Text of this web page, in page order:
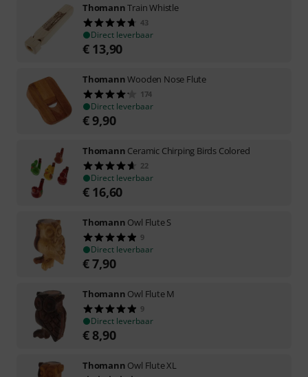
ThomannTrain Whistle
43
Direct leverbaar
€ 13,90
ThomannWooden Nose Flute
174
Direct leverbaar
€9,90
Thomann Ceramic Chirping Birds Colored
22
Direct leverbaar
€ 16,60
Thomann Owl Flute S
9
Direct leverbaar
€7,90
Thomann Owl Flute M
9
Direct leverbaar
€ 8,90
Thomann Owl Flute XL